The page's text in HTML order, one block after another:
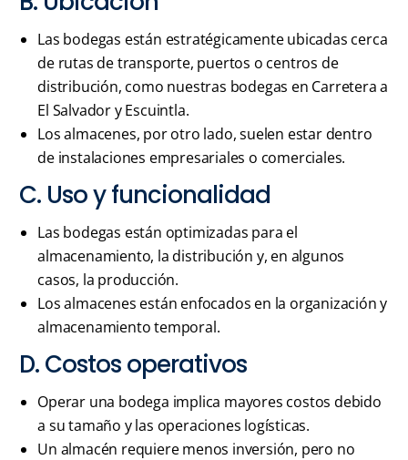
Las bodegas están estratégicamente ubicadas cerca
de rutas de transporte, puertos o centros de
distribución, como nuestras bodegas en Carretera a
El Salvador y Escuintla.
Los almacenes, por otro lado, suelen estar dentro
de instalaciones empresariales o comerciales.
C. Uso y funcionalidad
Las bodegas están optimizadas para el
almacenamiento, la distribución y, en algunos
casos, la producción.
Los almacenes están enfocados en la organización y
almacenamiento temporal.
D. Costos operativos
Operar una bodega implica mayores costos debido
a su tamaño y las operaciones logísticas.
Un almacén requiere menos inversión, pero no